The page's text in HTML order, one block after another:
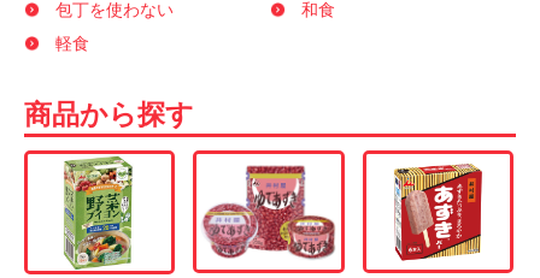
包丁を使わない
和食
軽食
商品から探す